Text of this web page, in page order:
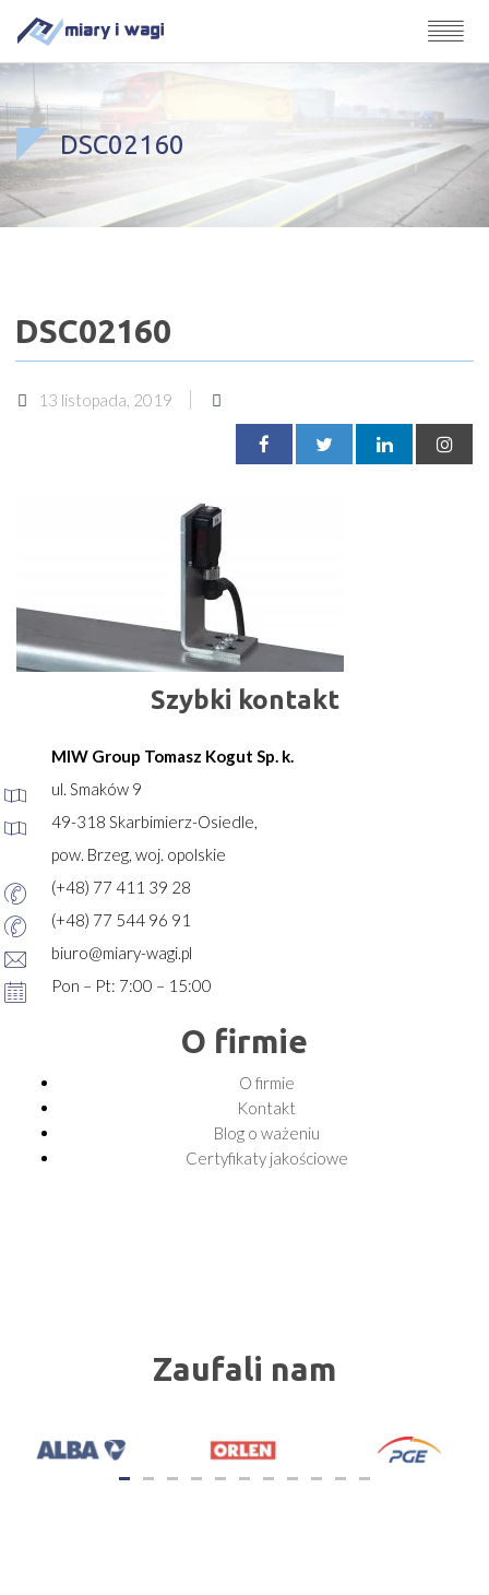
DSC02160
DSC02160
13 listopada, 2019
Szybki kontakt
MIW Group Tomasz Kogut Sp. k.
ul. Smaków 9
49-318 Skarbimierz-Osiedle,
pow. Brzeg, woj. opolskie
(+48) 77 411 39 28
(+48) 77 544 96 91
biuro@miary-wagi.pl
Pon – Pt: 7:00 – 15:00
O firmie
O firmie
Kontakt
Blog o ważeniu
Certyfikaty jakościowe
Zaufali nam